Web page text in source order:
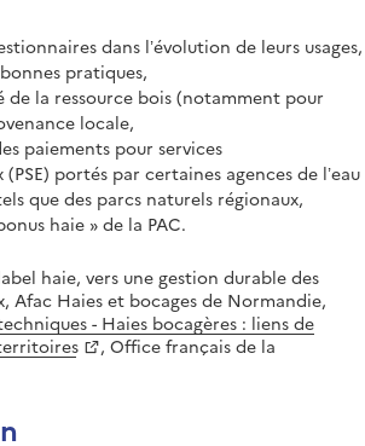
dans l’évolution de leurs usages,
pratiques,
de la ressource bois (notamment pour
locale,
paiements pour services
portés par certaines agences de l’eau
que des parcs naturels régionaux,
haie » de la PAC.
haie, vers une gestion durable des
Afac Haies et bocages de Normandie,
- Haies bocagères : liens de
, Office français de la